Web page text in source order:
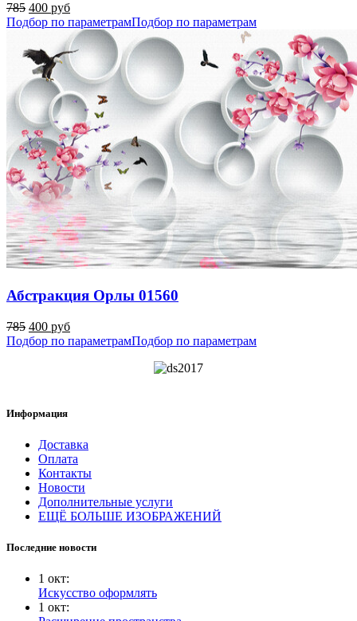
785 400 руб
Подбор по параметрамПодбор по параметрам
Абстракция Орлы 01560
785 400 руб
Подбор по параметрамПодбор по параметрам
Информация
Доставка
Оплата
Контакты
Новости
Дополнительные услуги
ЕЩЁ БОЛЬШЕ ИЗОБРАЖЕНИЙ
Последние новости
1 окт:
Искусство оформлять
1 окт: